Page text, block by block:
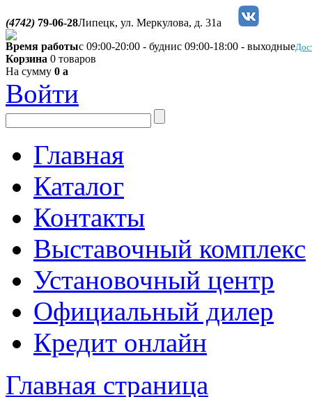
(4742) 79-06-28Липецк, ул. Меркулова, д. 31а
Время работыс 09:00-20:00 - буднис 09:00-18:00 - выходные
Корзина 0 товаров
На сумму 0 a
Войти
Главная
Каталог
Контакты
Выставочный комплекс
Установочный центр
Официальный дилер
Кредит онлайн
Главная страница